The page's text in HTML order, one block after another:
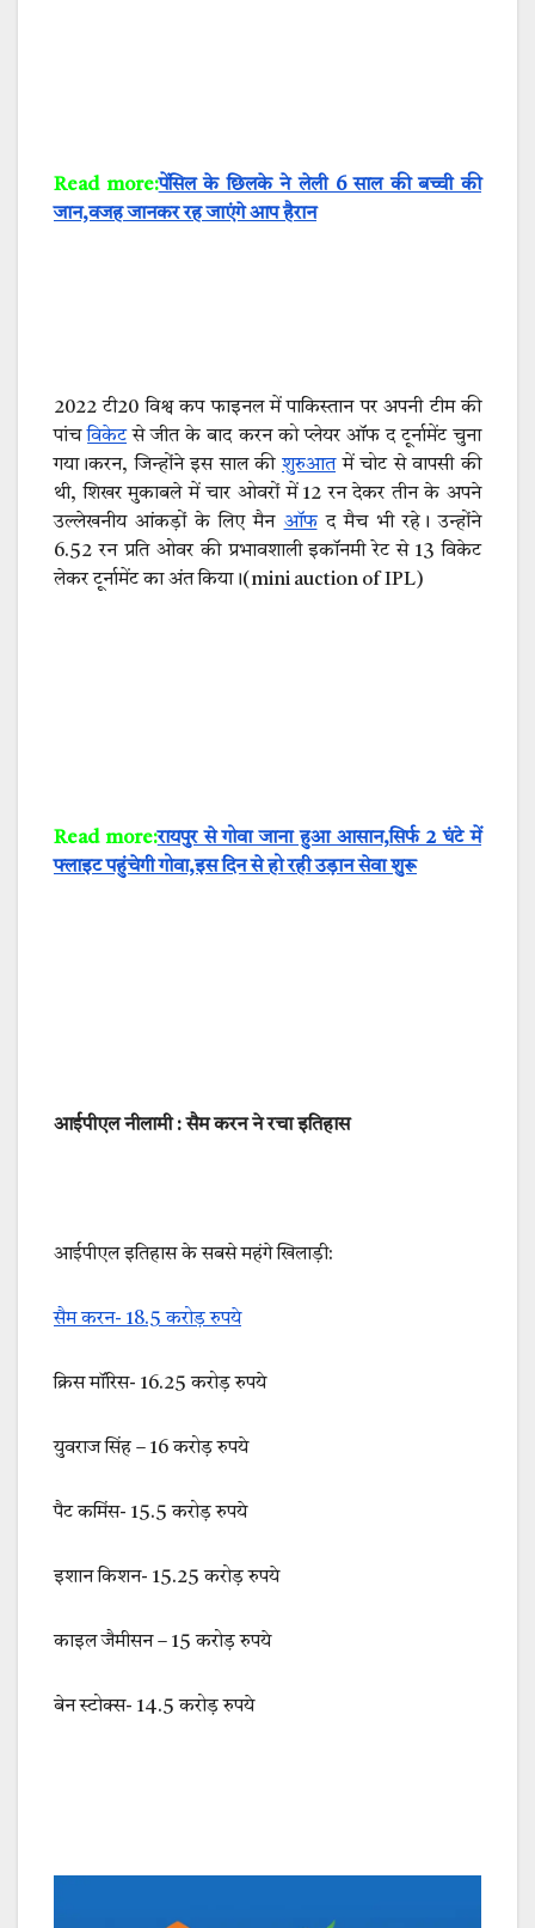
Read more:पेंसिल के छिलके ने लेली 6 साल की बच्ची की
जान,वजह जानकर रह जाएंगे आप हैरान
2022 टी20 विश्व कप फाइनल में पाकिस्तान पर अपनी टीम की
पांचविकेटसे जीत के बाद करन को प्लेयर ऑफ द टूर्नामेंट चुना
गया।करन, जिन्होंने इस साल की शुरुआतमें चोट से वापसी की
थी, शिखर मुकाबले में चार ओवरों में 12 रन देकर तीन के अपने
उल्लेखनीय आंकड़ों के लिए मैन ऑफद मैच भी रहे। उन्होंने
6.52 रन प्रति ओवर की प्रभावशाली इकॉनमी रेट से 13 विकेट
लेकर टूर्नामेंट का अंत किया।(mini auction of IPL)
Read more:रायपुर से गोवा जाना हुआ आसान,सिर्फ 2 घंटे में
फ्लाइट पहुंचेगी गोवा,इस दिन से हो रही उड़ान सेवा शुरू
आईपीएल नीलामी : सैम करन ने रचा इतिहास
आईपीएल इतिहास के सबसे महंगे खिलाड़ी:
सैम करन- 18.5 करोड़ रुपये
क्रिस मॉरिस- 16.25 करोड़ रुपये
युवराज सिंह – 16 करोड़ रुपये
पैट कमिंस- 15.5 करोड़ रुपये
इशान किशन- 15.25 करोड़ रुपये
काइल जैमीसन – 15 करोड़ रुपये
बेन स्टोक्स- 14.5 करोड़ रुपये